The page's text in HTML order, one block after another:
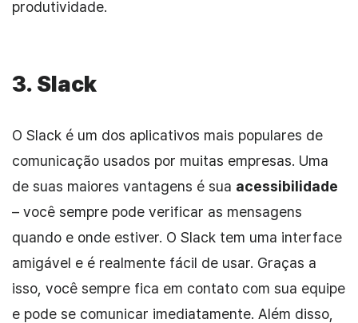
produtividade.
3. Slack
O Slack é um dos aplicativos mais populares de
comunicação usados por muitas empresas. Uma
de suas maiores vantagens é sua acessibilidade
– você sempre pode verificar as mensagens
quando e onde estiver. O Slack tem uma interface
amigável e é realmente fácil de usar. Graças a
isso, você sempre fica em contato com sua equipe
e pode se comunicar imediatamente. Além disso,